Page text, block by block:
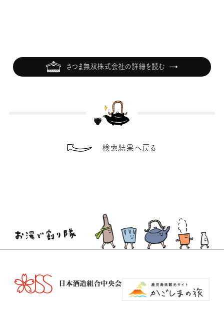
さつま無双株式会社の詳細を読む
検索結果へ戻る